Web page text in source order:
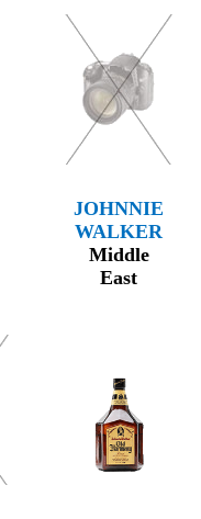
JOHNNIE
WALKER
Middle
East